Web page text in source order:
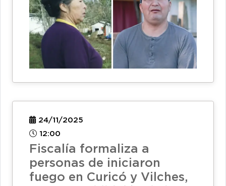
24/11/2025
12:00
Fiscalía formaliza a
personas de iniciaron
fuego en Curicó y Vilches,